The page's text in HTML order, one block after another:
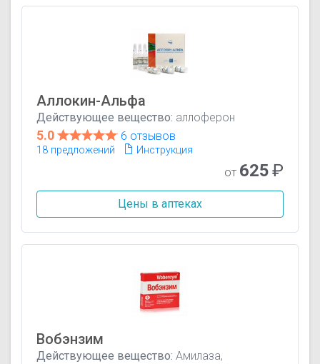
Аллокин-Альфа
Действующее вещество: аллоферон
5.0 6 отзывов
18 предложений Инструкция
от 625₽
Цены в аптеках
Вобэнзим
Действующее вещество: Амилаза,